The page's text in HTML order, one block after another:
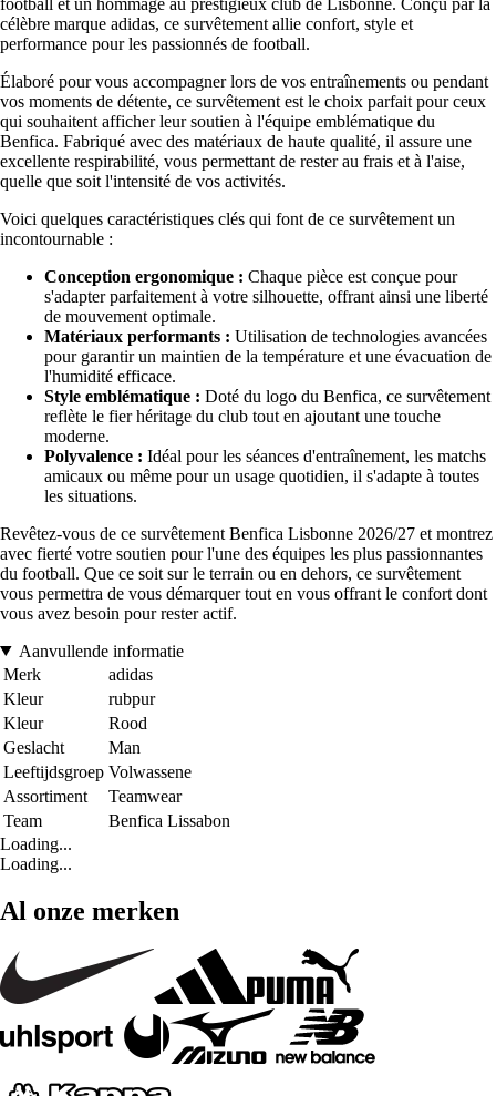
célèbre marque adidas, ce survêtement allie confort, style et
performance pour les passionnés de football.
Élaboré pour vous accompagner lors de vos entraînements ou pendant
vos moments de détente, ce survêtement est le choix parfait pour ceux
qui souhaitent afficher leur soutien à l'équipe emblématique du
Benfica. Fabriqué avec des matériaux de haute qualité, il assure une
excellente respirabilité, vous permettant de rester au frais et à l'aise,
quelle que soit l'intensité de vos activités.
Voici quelques caractéristiques clés qui font de ce survêtement un
incontournable :
Conception ergonomique : Chaque pièce est conçue pour
s'adapter parfaitement à votre silhouette, offrant ainsi une liberté
de mouvement optimale.
Matériaux performants : Utilisation de technologies avancées
pour garantir un maintien de la température et une évacuation de
l'humidité efficace.
Style emblématique : Doté du logo du Benfica, ce survêtement
reflète le fier héritage du club tout en ajoutant une touche
moderne.
Polyvalence : Idéal pour les séances d'entraînement, les matchs
amicaux ou même pour un usage quotidien, il s'adapte à toutes
les situations.
Revêtez-vous de ce survêtement Benfica Lisbonne 2026/27 et montrez
avec fierté votre soutien pour l'une des équipes les plus passionnantes
du football. Que ce soit sur le terrain ou en dehors, ce survêtement
vous permettra de vous démarquer tout en vous offrant le confort dont
vous avez besoin pour rester actif.
Aanvullende informatie
Merk
adidas
Kleur
rubpur
Kleur
Rood
Geslacht
Man
Leeftijdsgroep Volwassene
Assortiment
Teamwear
Team
Benfica Lissabon
Loading...
Loading...
Al onze merken